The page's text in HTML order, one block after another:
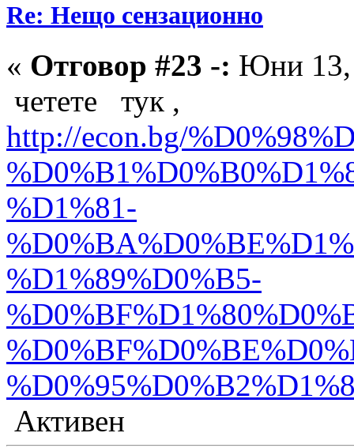
Re: Нещо сензационно
« Отговор #23 -: Юни 13,
четете тук ,
http://econ.bg/
%D1%81-
%D1%89%D0%B5-
Активен